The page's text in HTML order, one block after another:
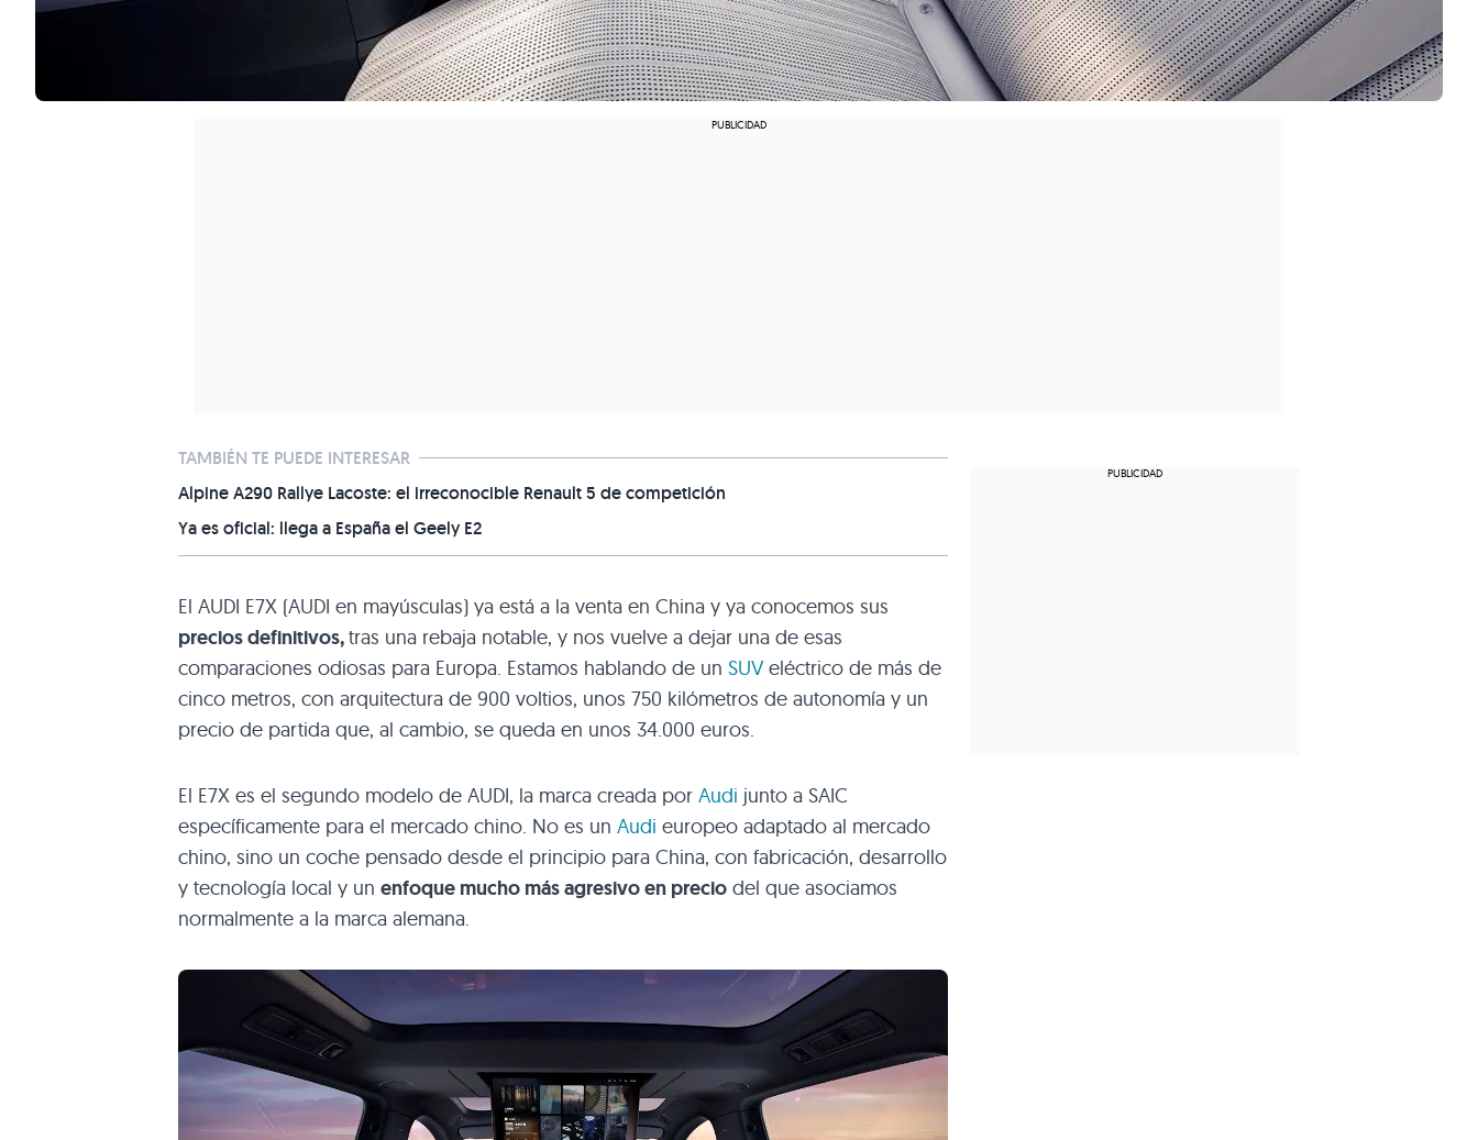
TAMBIÉN TE PUEDE INTERESAR
Alpine A290 Rallye Lacoste: el irreconocible Renault 5 de competición
Ya es oficial: llega a España el Geely E2
El AUDI E7X (AUDI en mayúsculas) ya está a la venta en China y ya conocemos sus
precios definitivos,tras una rebaja notable, y nos vuelve a dejar una de esas
comparaciones odiosas para Europa. Estamos hablando de un SUVeléctrico de más de
cinco metros, con arquitectura de 900 voltios, unos 750 kilómetros de autonomía y un
precio de partida que, al cambio, se queda en unos 34.000 euros.
El E7X es el segundo modelo de AUDI, la marca creada por Audi junto a SAIC
específicamente para el mercado chino. No es un Audi europeo adaptado al mercado
chino, sino un coche pensado desde el principio para China, con fabricación, desarrollo
y tecnología local y un enfoque mucho más agresivo en precio del que asociamos
normalmente a la marca alemana.